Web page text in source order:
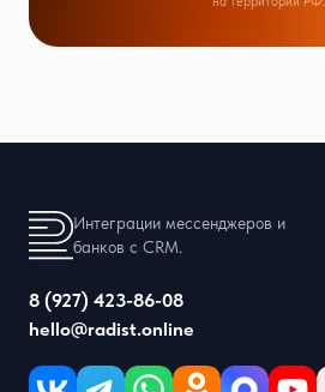
Интеграции мессенджеров и
банков с CRM.
8 (927) 423-86-08
hello@radist.online